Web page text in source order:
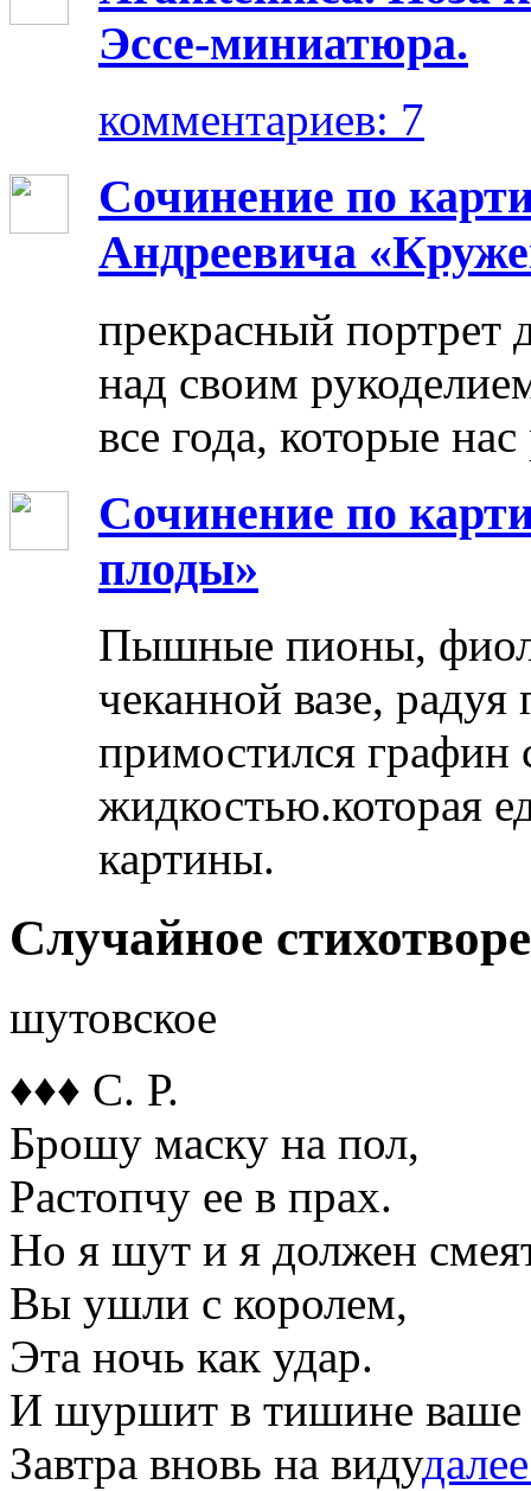
Эссе-миниатюра.
комментариев: 7
Сочинение по
Андреевича
прекрасный портрет
над своим
все года, которые
Сочинение по
плоды»
Пышные пионы,
чеканной вазе,
примостился графин
жидкостью.которая
картины.
Случайное
шутовское
♦♦♦ С. Р.
Брошу маску на пол,
Растопчу ее в прах.
Но я шут и я должен
Вы ушли с королем,
Эта ночь как удар.
И шуршит в тишине ваше
Завтра вновь на виду